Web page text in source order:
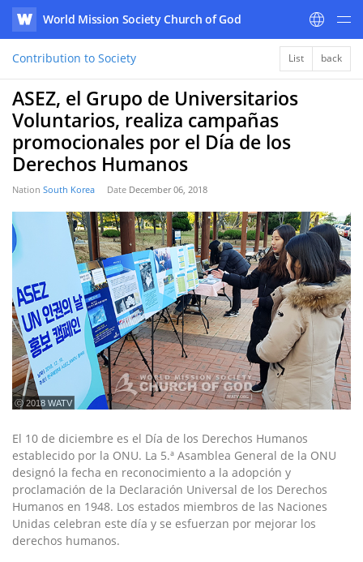
WATV
World Mission Society Church of God
Contribution to Society List back
ASEZ, el Grupo de Universitarios
Voluntarios, realiza campañas
promocionales por el Día de los
Derechos Humanos
Nation South Korea Date December 06, 2018
ⓒ 2018 WATV
El 10 de diciembre es el Día de los Derechos Humanos
establecido por la ONU. La 5.ª Asamblea General de la ONU
designó la fecha en reconocimiento a la adopción y
proclamación de la Declaración Universal de los Derechos
Humanos en 1948. Los estados miembros de las Naciones
Unidas celebran este día y se esfuerzan por mejorar los
derechos humanos.